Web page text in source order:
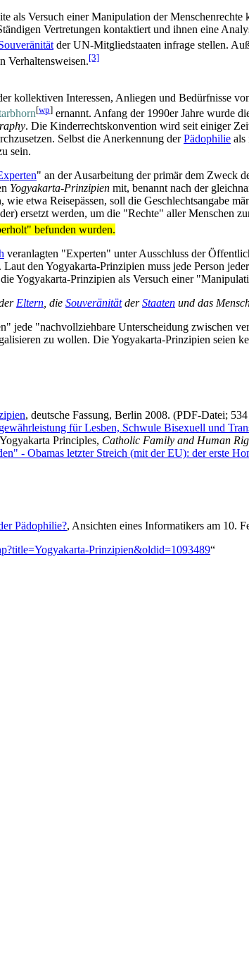
als Versuch einer Manipulation der Menschenrechte
Vertretungen kontaktiert und ihnen eine
der UN-Mitglied­staaten infrage stellen.
Verhaltens­weisen.[3]
kollektiven Interessen, Anliegen und Bedürfnisse
[wp] ernannt. Anfang der 1990er Jahre wurde
. Die Kinder­rechts­konvention wird seit einiger
Selbst die Anerkennung derPädophilie als
sein.
" an der Ausarbeitung der primär dem Zweck
Yogyakarta-Prinzipien mit, benannt nach der
etwa Reise­pässen, soll die Geschlechts­angabe
ersetzt werden, um die "Rechte" aller Menschen
befunden wurden.
veranlagten "Experten" unter Ausschluss der
den Yogyakarta-Prinzipien muss jede Person
Yogyakarta-Prinzipien als Versuch einer
Eltern , die SouveränitätderStaaten und das
jede "nach­voll­zieh­bare Unterscheidung zwischen
zu wollen. Die Yogya­karta-Prinzipien seien
, deutsche Fassung, Berlin 2008. (PDF-Datei;
für Lesben, Schwule Bisexuell und
Principles, Catholic Family and Human
- Obamas letzter Streich (mit der EU): der erste
Pädophilie?, Ansichten eines Informatikers am 10.
Prinzipien&oldid=1093489“